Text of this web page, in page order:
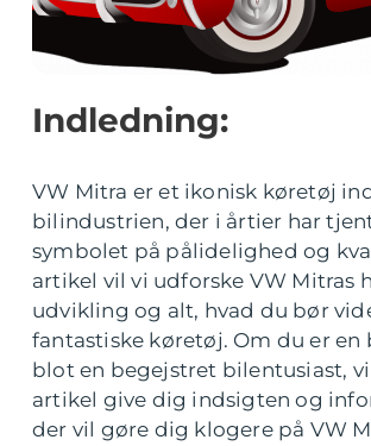
Indledning:
VW Mitra er et ikonisk køretøj
bilindustrien, der i årtier har
symbolet på pålidelighed og
artikel vil vi udforske VW Mitras
udvikling og alt, hvad du bør
fantastiske køretøj. Om du er en
blot en begejstret bilentusiast,
artikel give dig indsigten og
der vil gøre dig klogere på VW